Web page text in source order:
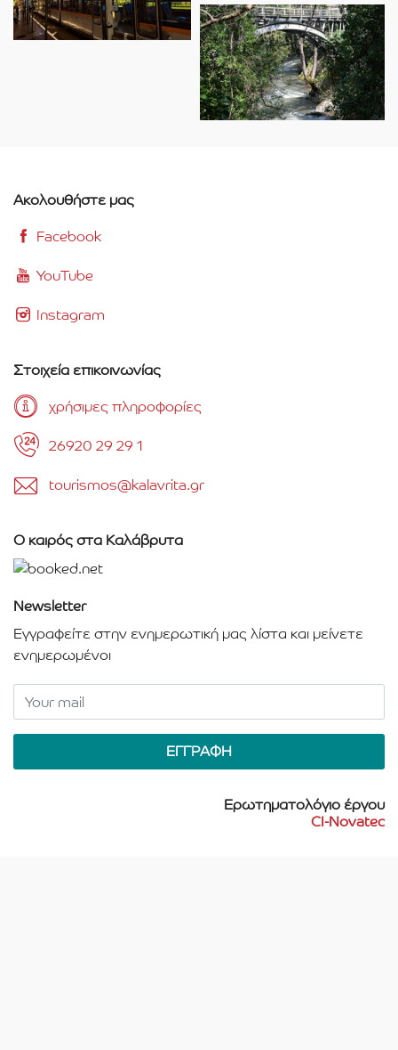
Ακολουθήστε μας
Facebook
YouTube
Instagram
Στοιχεία επικοινωνίας
χρήσιμες πληροφορίες
26920 29 29 1
tourismos@kalavrita.gr
Ο καιρός στα Καλάβρυτα
Newsletter
Εγγραφείτε στην ενημερωτική μας λίστα και μείνετε
ενημερωμένοι
Ερωτηματολόγιο έργου
CI-Novatec